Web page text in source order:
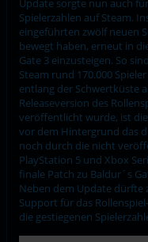
Spielerzahlen auf Steam.
eingeführten zwölf neuen
bewegt haben, erneut in
Gate 3 einzusteigen. So
Steam rund 170.000
entlang der Schwertküste
Releaseversion des
veröffentlicht wurde, ist
vor dem Hintergrund das
noch durch die nicht
PlayStation 5 und Xbox
finale Patch zu Baldur´s
Neben dem Update dürfte
Support für das
die gestiegenen